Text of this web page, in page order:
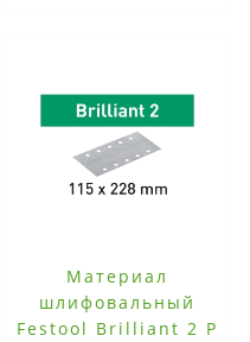
Материал
шлифовальный
Festool Brilliant 2 P